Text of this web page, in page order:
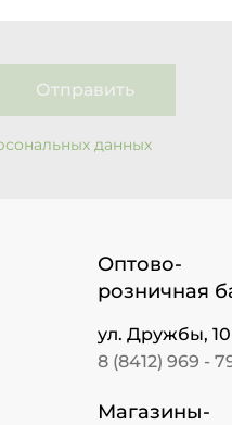
Отправить
данных
Оптово-
розничная
ул. Дружбы, 10
8 (8412) 969 -
Магазины-